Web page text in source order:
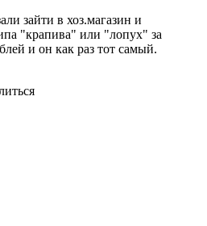
зайти в хоз.магазин и
"крапива" или "лопух" за
и он как раз тот самый.